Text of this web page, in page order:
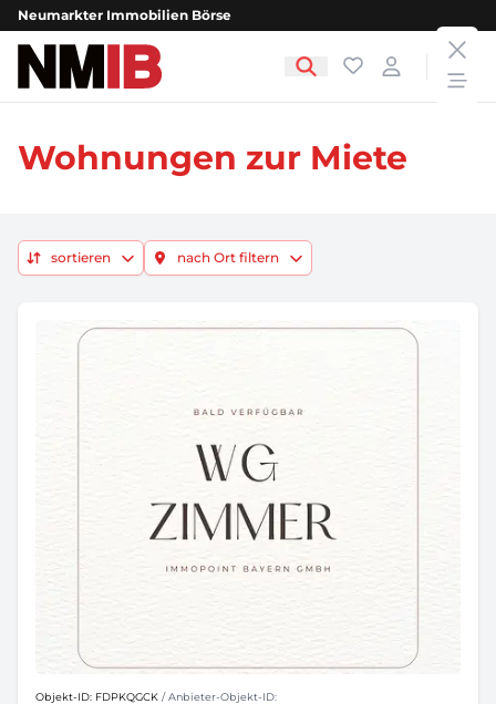
Neumarkter Immobilien Börse
NMIB - Neumarkter Immobilien BörseFavoriten
Login
Wohnungen zur Miete
sortieren nach Ort filtern
Objekt-ID: FDPKQGCK / Anbieter-Objekt-ID: